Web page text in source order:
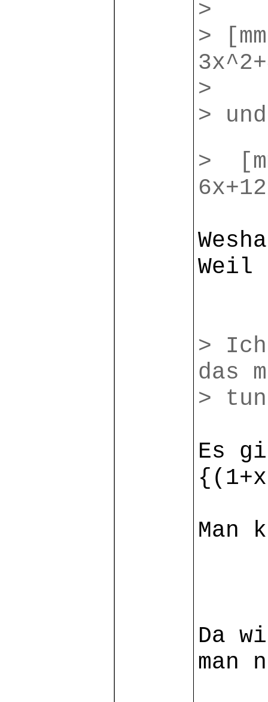
>
>
>
>
>
Weil
>
das
>
Es
Man
Da
man